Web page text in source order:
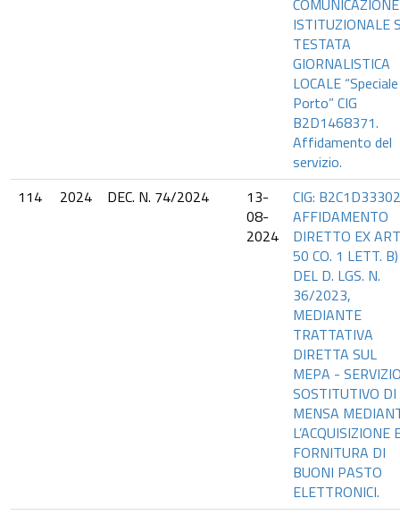
COMUNICAZIONE
ISTITUZIONALE
TESTATA
GIORNALISTICA
LOCALE “Speciale
Porto” CIG
B2D1468371.
Affidamento del
servizio.
114
2024 DEC. N. 74/2024
13-
08-
2024
CIG:
AFFIDAMENTO
DIRETTO EX
50 CO. 1 LETT. B)
DEL D. LGS. N.
36/2023,
MEDIANTE
TRATTATIVA
DIRETTA SUL
MEPA -
SOSTITUTIVO DI
MENSA
L’ACQUISIZIONE
FORNITURA DI
BUONI PASTO
ELETTRONICI.